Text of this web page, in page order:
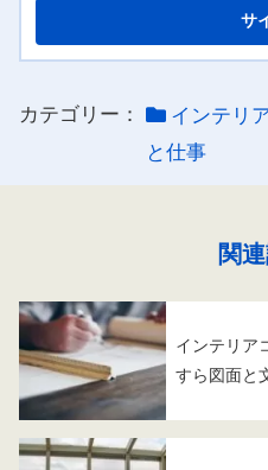
カテゴリー：
インテリ
と仕事
関
インテリア
すら図面と